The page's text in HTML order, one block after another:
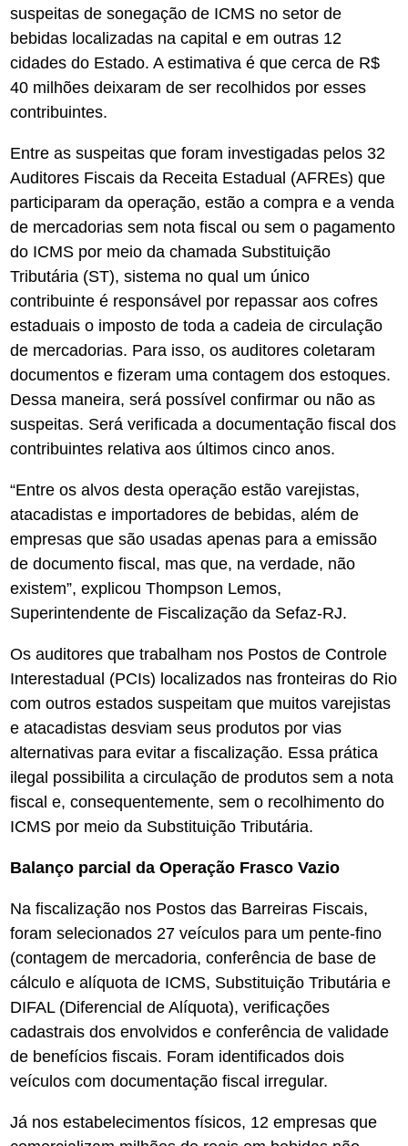
suspeitas de sonegação de ICMS no setor de
bebidas localizadas na capital e em outras 12
cidades do Estado. A estimativa é que cerca de R$
40 milhões deixaram de ser recolhidos por esses
contribuintes.
Entre as suspeitas que foram investigadas pelos 32
Auditores Fiscais da Receita Estadual (AFREs) que
participaram da operação, estão a compra e a venda
de mercadorias sem nota fiscal ou sem o pagamento
do ICMS por meio da chamada Substituição
Tributária (ST), sistema no qual um único
contribuinte é responsável por repassar aos cofres
estaduais o imposto de toda a cadeia de circulação
de mercadorias. Para isso, os auditores coletaram
documentos e fizeram uma contagem dos estoques.
Dessa maneira, será possível confirmar ou não as
suspeitas. Será verificada a documentação fiscal dos
contribuintes relativa aos últimos cinco anos.
“Entre os alvos desta operação estão varejistas,
atacadistas e importadores de bebidas, além de
empresas que são usadas apenas para a emissão
de documento fiscal, mas que, na verdade, não
existem”, explicou Thompson Lemos,
Superintendente de Fiscalização da Sefaz-RJ.
Os auditores que trabalham nos Postos de Controle
Interestadual (PCIs) localizados nas fronteiras do Rio
com outros estados suspeitam que muitos varejistas
e atacadistas desviam seus produtos por vias
alternativas para evitar a fiscalização. Essa prática
ilegal possibilita a circulação de produtos sem a nota
fiscal e, consequentemente, sem o recolhimento do
ICMS por meio da Substituição Tributária.
Balanço parcial da Operação Frasco Vazio
Na fiscalização nos Postos das Barreiras Fiscais,
foram selecionados 27 veículos para um pente-fino
(contagem de mercadoria, conferência de base de
cálculo e alíquota de ICMS, Substituição Tributária e
DIFAL (Diferencial de Alíquota), verificações
cadastrais dos envolvidos e conferência de validade
de benefícios fiscais. Foram identificados dois
veículos com documentação fiscal irregular.
Já nos estabelecimentos físicos, 12 empresas que